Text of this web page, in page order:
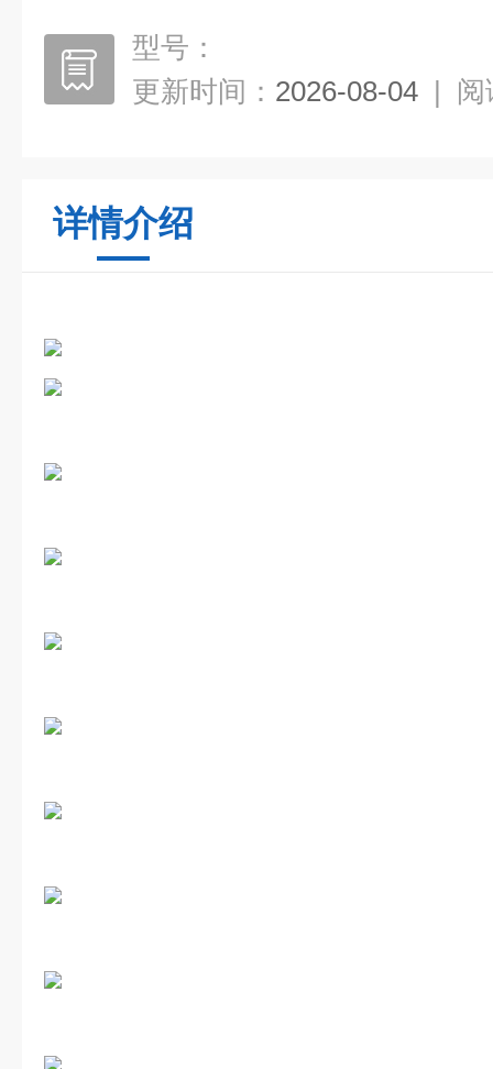
型号：
更新时间： 2026-08-04 | 阅
详情介绍